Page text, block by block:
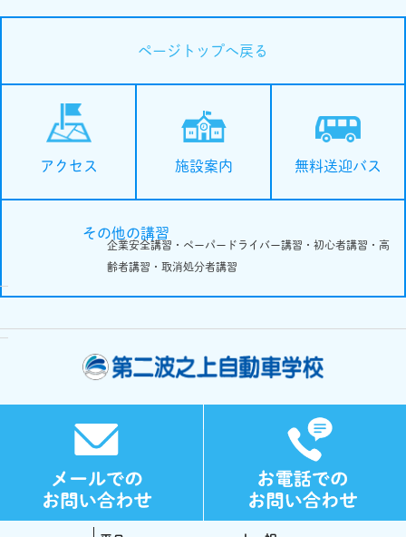
ページトップへ戻る
アクセス 施設案内 無料送迎バス
その他の講習
企業安全講習・ペーパードライバー講習・初心者講習・高
齢者講習・取消処分者講習